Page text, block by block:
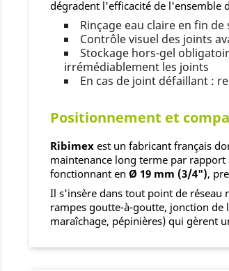
dégradent l'efficacité de l'ensemble
Rinçage eau claire en fin
Contrôle visuel des joints
Stockage hors-gel
irrémédiablement les joints
En cas de joint défaillant :
Positionnement et
Ribimexest un fabricant français
maintenance long terme par
fonctionnant en Ø 19 mm (3/4"),
Il s'insère dans tout point de réseau
rampes goutte-à-goutte, jonction de
maraîchage, pépinières) qui gèrent